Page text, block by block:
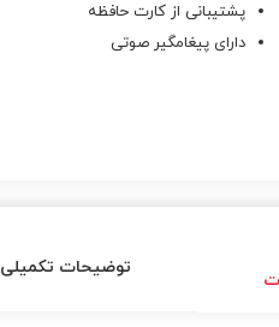
پشتیبانی از کارت حافظه
دارای پیغامگیر صوتی
توضیحات تکمیلی